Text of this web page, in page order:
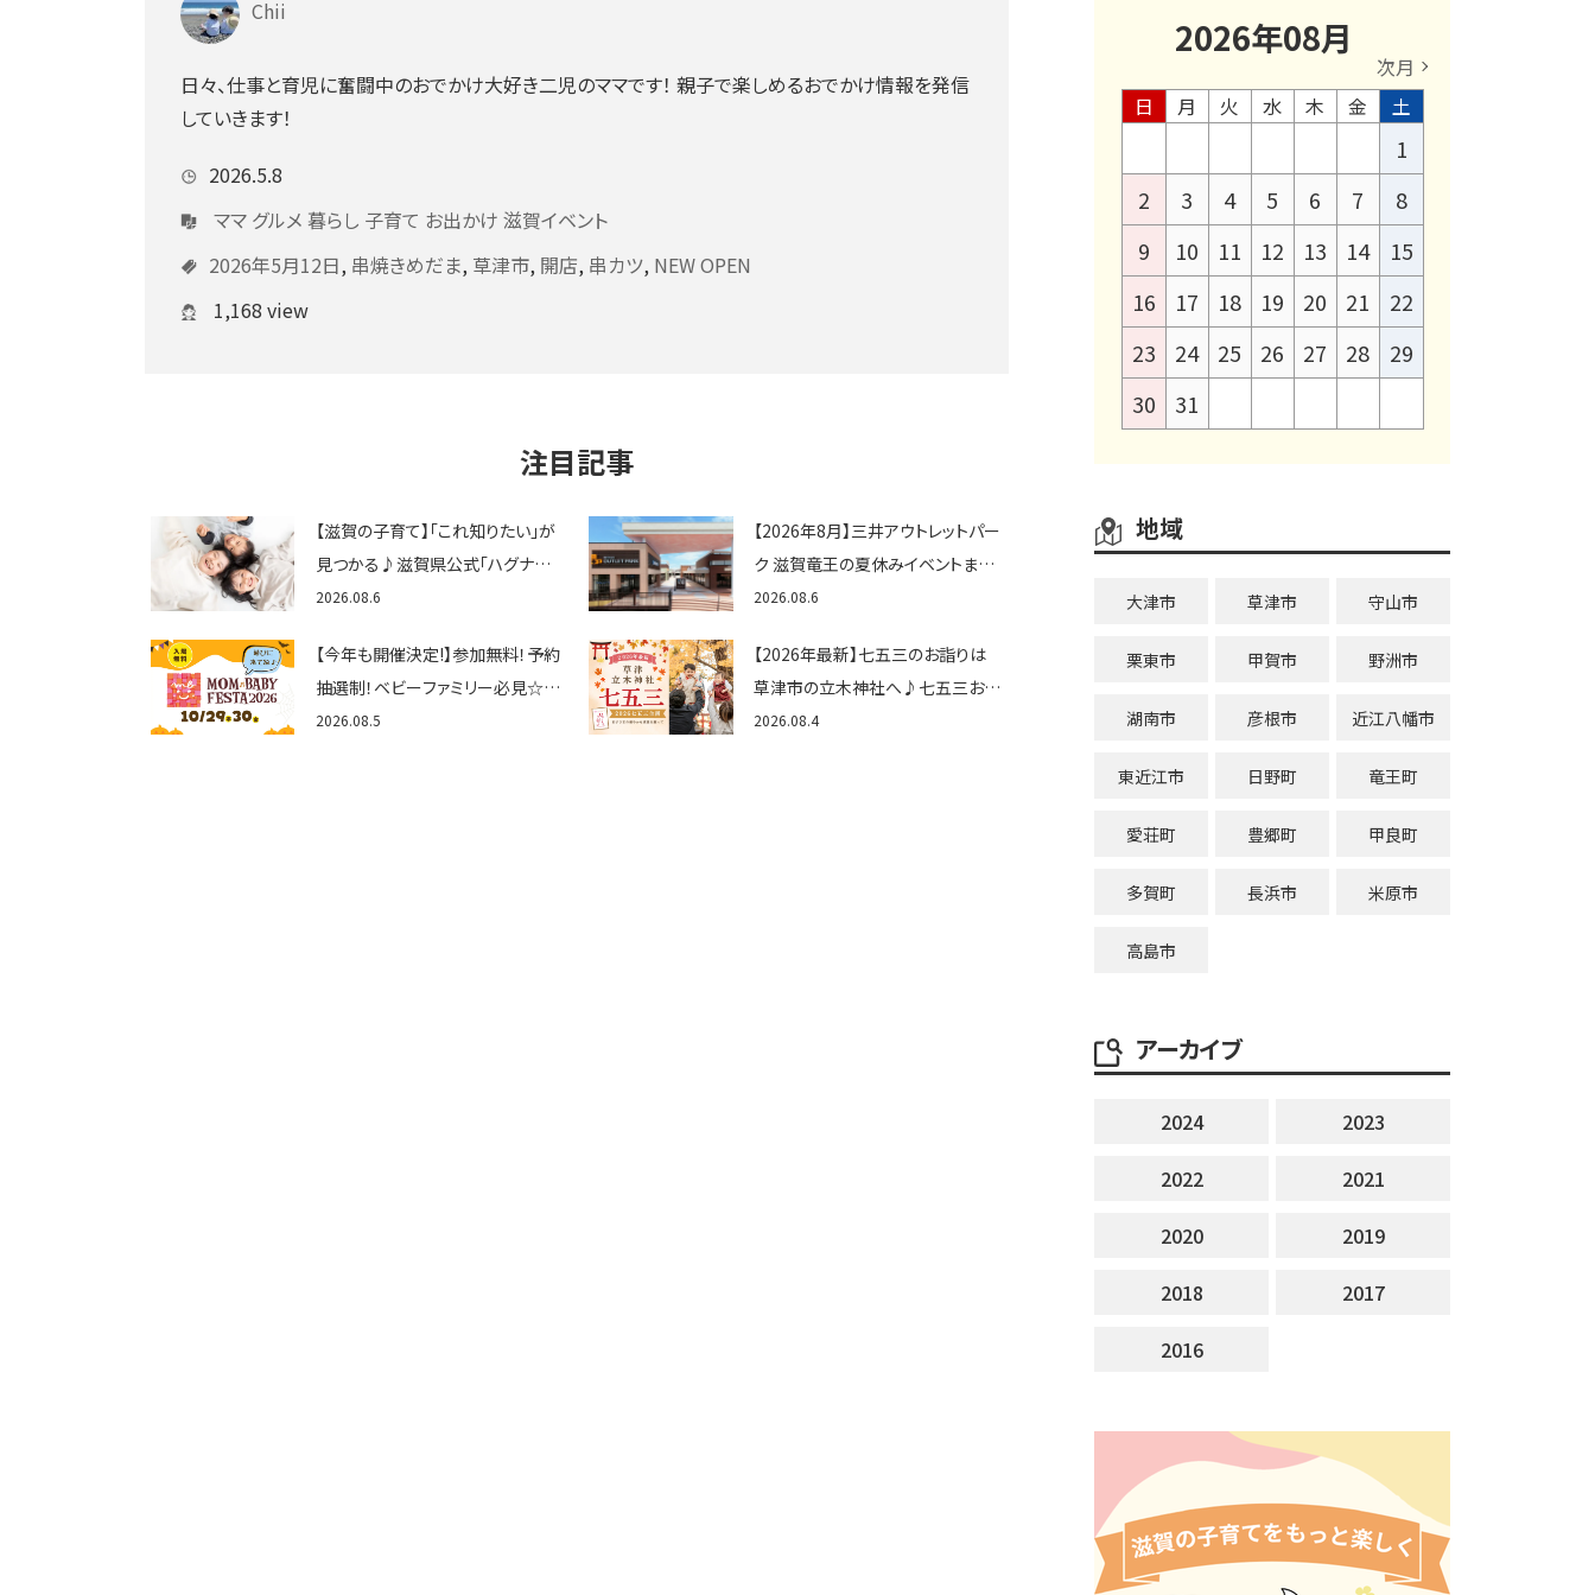
Chii
日々、仕事と育児に奮闘中のおでかけ大好き二児のママです！ 親子で楽しめるおでかけ情報を発信
していきます！
2026.5.8
ママ グルメ 暮らし 子育て お出かけ 滋賀イベント
2026年5月12日, 串焼きめだま, 草津市, 開店, 串カツ, NEW OPEN
1,168 view
注目記事
【滋賀の子育て】「これ知りたい」が
見つかる♪滋賀県公式「ハグナビ
しが」使ってる？おでかけ・制度・子
2026.08.6
【2026年8月】三井アウトレットパー
ク 滋賀竜王の夏休みイベントまと
め！びしょぬれ水あそび・激辛グル
ん！
2026.08.6
【今年も開催決定!】参加無料！予約
抽選制！ベビーファミリー必見☆入
場無料☆10/29(木)30(金)ママベ
2026.08.5
【2026年最新】七五三のお詣りは
草津市の立木神社へ♪七五三お祝
い企画をご紹介！
2026.08.4
2026年08月
次月
日
月 火 水 木 金 土
1
2
3 4 5 6 7
8
9
10 11 12 13 14
15
16
17 18 19 20 21
22
23
24 25 26 27 28
29
30
31
地域
大津市 草津市 守山市
栗東市 甲賀市 野洲市
湖南市 彦根市 近江八幡市
東近江市 日野町 竜王町
愛荘町 豊郷町 甲良町
多賀町 長浜市 米原市
高島市
アーカイブ
2024
2023
2022
2021
2020
2019
2018
2017
2016